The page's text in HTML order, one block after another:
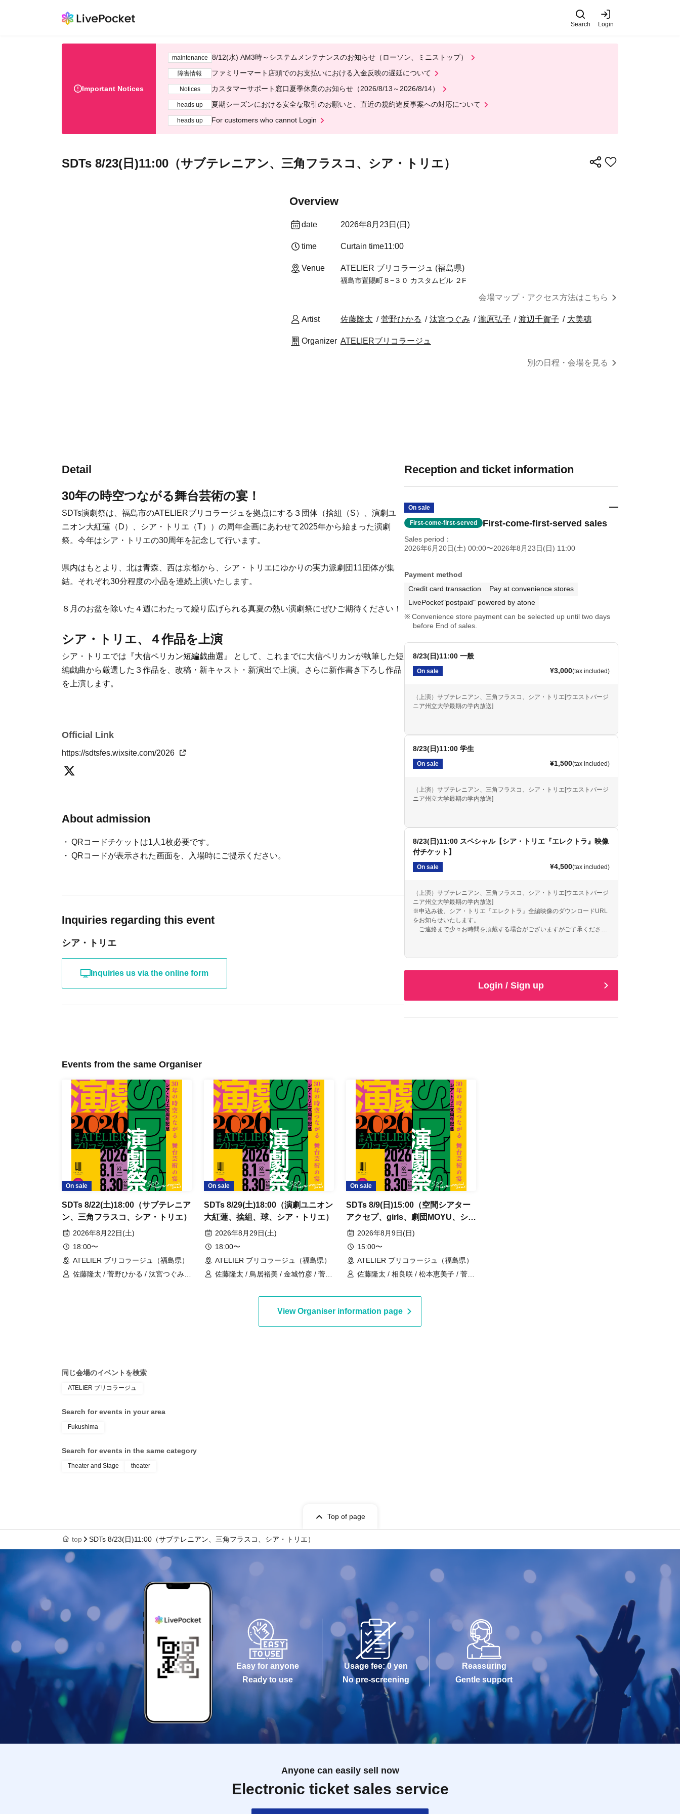
Search Login
Important Notices
maintenance 8/12(水) AM3時～システムメンテナンスのお知らせ（ローソン、ミニストップ）
障害情報 ファミリーマート店頭でのお支払いにおける入金反映の遅延について
Notices カスタマーサポート窓口夏季休業のお知らせ（2026/8/13～2026/8/14）
heads up 夏期シーズンにおける安全な取引のお願いと、直近の規約違反事案への対応について
heads up For customers who cannot Login
SDTs 8/23(日)11:00（サブテレニアン、三角フラスコ、シア・トリエ）
Overview
date 2026年8月23日(日)
time Curtain time11:00
Venue ATELIER ブリコラージュ (福島県)
福島市置賜町８−３０ カスタムビル ２F
会場マップ・アクセス方法はこちら
Artist 佐藤隆太 菅野ひかる 汰宮つぐみ 瀧原弘子 渡辺千賀子 大美穗
Organizer ATELIERブリコラージュ
別の日程・会場を見る
Detail
30年の時空つながる舞台芸術の宴！
SDTs演劇祭は、福島市のATELIERブリコラージュを拠点にする３団体（捨組（S）、演劇ユ
ニオン大紅蓮（D）、シア・トリエ（T））の周年企画にあわせて2025年から始まった演劇
祭。今年はシア・トリエの30周年を記念して行います。
県内はもとより、北は青森、西は京都から、シア・トリエにゆかりの実力派劇団11団体が集
結。それぞれ30分程度の小品を連続上演いたします。
８月のお盆を除いた４週にわたって繰り広げられる真夏の熱い演劇祭にぜひご期待ください！
シア・トリエ、４作品を上演
シア・トリエでは 『大信ペリカン短編戯曲選』
として、これまでに大信ペリカンが執筆した短
編戯曲から厳選した３作品を、改稿・新キャスト・新演出で上演。さらに新作書き下ろし作品
を上演します。
Official Link
https://sdtsfes.wixsite.com/2026
About admission
QRコードチケットは1人1枚必要です。
QRコードが表示された画面を、入場時にご提示ください。
Inquiries regarding this event
シア・トリエ
Inquiries us via the online form
Reception and ticket information
On sale
First-come-first-served First-come-first-served sales
Sales period
2026年6月20日(土) 00:00〜2026年8月23日(日) 11:00
Payment method
Credit card transaction
Pay at convenience stores
LivePocket"postpaid" powered by atone
Convenience store payment can be selected up until two days
before End of sales.
8/23(日)11:00 一般
On sale ¥3,000(tax included)
（上演）サブテレニアン、三角フラスコ、シア・トリエ[ウエストバージ
ニア州立大学最期の学内放送]
8/23(日)11:00 学生
On sale ¥1,500(tax included)
（上演）サブテレニアン、三角フラスコ、シア・トリエ[ウエストバージ
ニア州立大学最期の学内放送]
8/23(日)11:00 スペシャル【シア・トリエ『エレクトラ』映像
付チケット】
On sale ¥4,500(tax included)
（上演）サブテレニアン、三角フラスコ、シア・トリエ[ウエストバージ
ニア州立大学最期の学内放送]
※申込み後、シア・トリエ『エレクトラ』全編映像のダウンロードURL
をお知らせいたします。
ご連絡まで少々お時間を頂戴する場合がございますがご了承くださ
Login / Sign up
Events from the same Organiser
On sale
SDTs 8/22(土)18:00（サブテレニア
ン、三角フラスコ、シア・トリエ）
2026年8月22日(土)
18:00〜
ATELIER ブリコラージュ（福島県）
佐藤隆太 / 菅野ひかる / 汰宮つぐみ /
On sale
SDTs 8/29(土)18:00（演劇ユニオン
大紅蓮、捨組、球、シア・トリエ）
2026年8月29日(土)
18:00〜
ATELIER ブリコラージュ（福島県）
佐藤隆太 / 鳥居裕美 / 金城竹彦 / 菅野
On sale
SDTs 8/9(日)15:00（空間シアター
アクセプ、girls、劇団MOYU、シ
ア・トリエ）
2026年8月9日(日)
15:00〜
ATELIER ブリコラージュ（福島県）
佐藤隆太 / 相良咲 / 松本恵美子 / 菅野
アラン / 小笠原真理子 / 國柄絵里子 /
葛西大志 / 沼山真紀子 / 藤本一喜 / 蛭
View Organiser information page
同じ会場のイベントを検索
ATELIER ブリコラージュ
Search for events in your area
Fukushima
Search for events in the same category
Theater and Stage theater
Top of page
top SDTs 8/23(日)11:00（サブテレニアン、三角フラスコ、シア・トリエ）
Easy for anyone
Ready to use
Usage fee: 0 yen
No pre-screening
Reassuring
Gentle support
Anyone can easily sell now
Electronic ticket sales service